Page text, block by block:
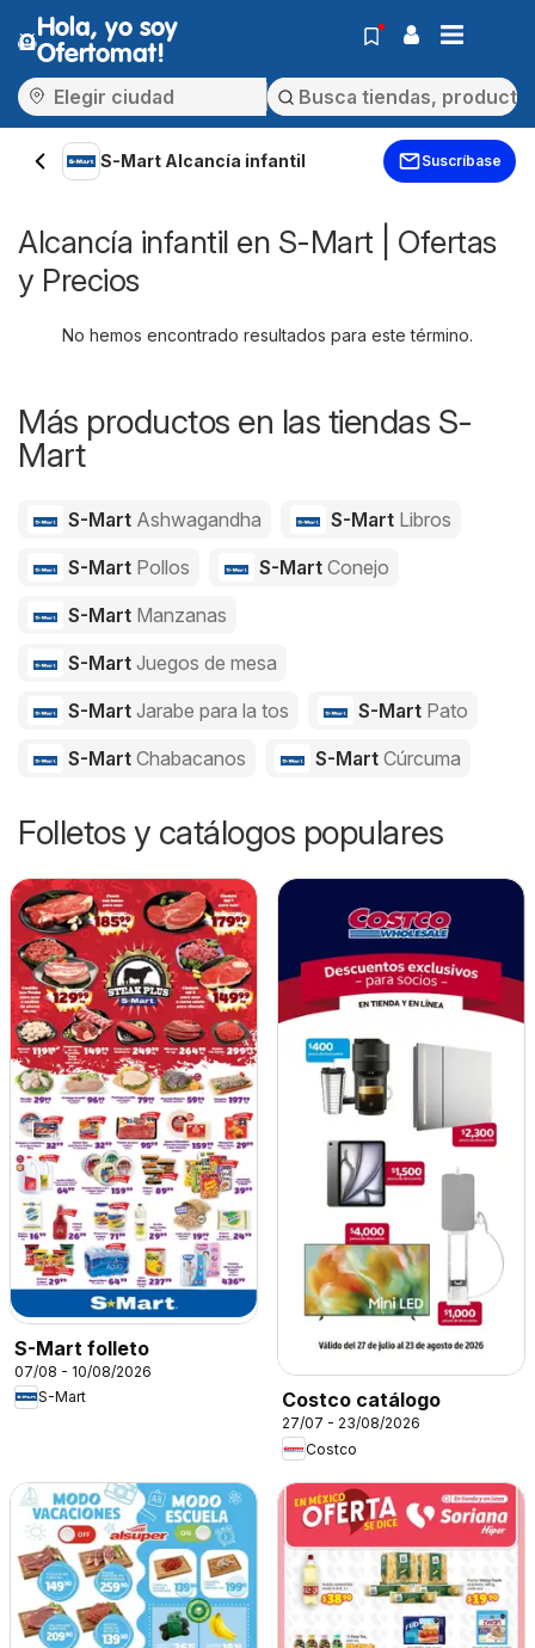
Hola, yo soy
Ofertomat!
S-Mart Alcancía infantil Suscríbase
Alcancía infantil en S-Mart | Ofertas
y Precios
No hemos encontrado resultados para este término.
Más productos en las tiendas S-
Mart
S-Mart Ashwagandha S-Mart Libros
S-Mart Pollos S-Mart Conejo
S-Mart Manzanas
S-Mart Juegos de mesa
S-Mart Jarabe para la tos S-Mart Pato
S-Mart Chabacanos S-Mart Cúrcuma
Folletos y catálogos populares
S-Mart folleto
07/08 - 10/08/2026
S-Mart
Costco catálogo
27/07 - 23/08/2026
Costco